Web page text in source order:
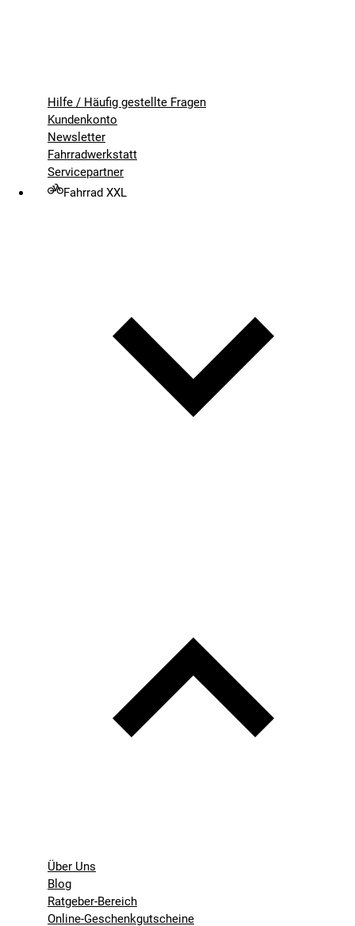
Hilfe / Häufig gestellte Fragen
Kundenkonto
Newsletter
Fahrradwerkstatt
Servicepartner
Fahrrad XXL
Über Uns
Blog
Ratgeber-Bereich
Online-Geschenkgutscheine